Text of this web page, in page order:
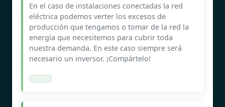
En el caso de instalaciones conectadas la red
eléctrica podemos verter los excesos de
producción que tengamos o tomar de la red la
energía que necesitemos para cubrir toda
nuestra demanda. En este caso siempre será
necesario un inversor. ¡Compártelo!